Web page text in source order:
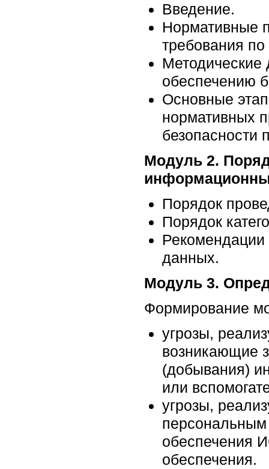
Введение.
Нормативные
требования
обеспечению
Основные
нормативных
безопасности
Модуль 2.
Порядок
Порядок
Рекомендации
данных.
Модуль 3.
Формирование
угрозы,
возникающие
(добывания)
или
угрозы,
обеспечения
обеспечения.